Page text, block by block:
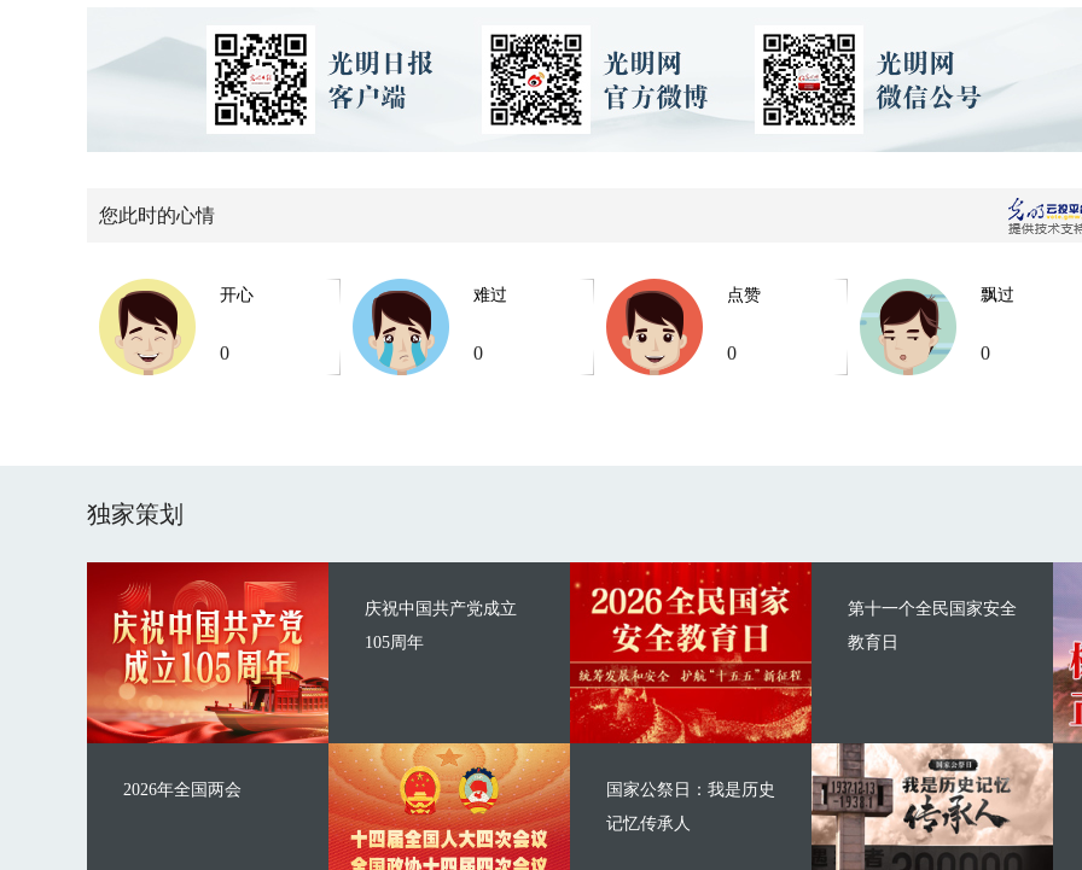
您此时的心情
开心
0
难过
0
点赞
0
飘过
0
独家策划
庆祝中国共产党成立
105周年
2026年全国两会
第十一个全民国家安全
教育日
国家公祭日：我是历史
记忆传承人